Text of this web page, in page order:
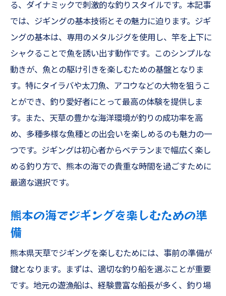
る、ダイナミックで刺激的な釣りスタイルです。本記事
では、ジギングの基本技術とその魅力に迫ります。ジギ
ングの基本は、専用のメタルジグを使用し、竿を上下に
シャクることで魚を誘い出す動作です。このシンプルな
動きが、魚との駆け引きを楽しむための基盤となりま
す。特にタイラバや太刀魚、アコウなどの大物を狙うこ
とができ、釣り愛好者にとって最高の体験を提供しま
す。また、天草の豊かな海洋環境が釣りの成功率を高
め、多種多様な魚種との出会いを楽しめるのも魅力の一
つです。ジギングは初心者からベテランまで幅広く楽し
める釣り方で、熊本の海での貴重な時間を過ごすために
最適な選択です。
熊本の海でジギングを楽しむための準
備
熊本県天草でジギングを楽しむためには、事前の準備が
鍵となります。まずは、適切な釣り船を選ぶことが重要
です。地元の遊漁船は、経験豊富な船長が多く、釣り場